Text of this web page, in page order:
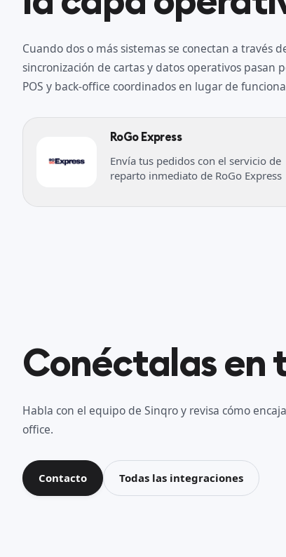
Cuando dos o más sistemas se conectan a través
sincronización de cartas y datos operativos pasan
POS y back-office coordinados en lugar de
RoGo Express
Envía tus pedidos con el servicio de
reparto inmediato de RoGo Express
Conéctalas en
Habla con el equipo de Sinqro y revisa cómo
office.
Contacto Todas las integraciones